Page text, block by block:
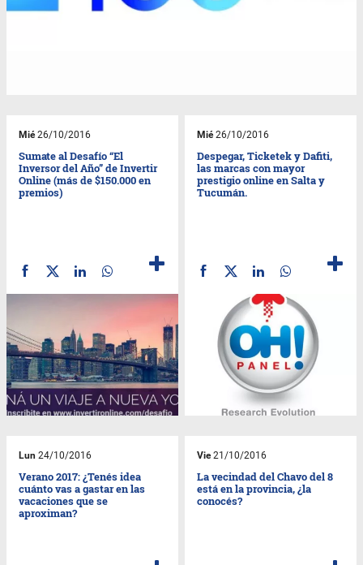
Mié26/10/2016
Sumate al Desafío “El
Inversor del Año” de Invertir
Online (más de $150.000 en
premios)
Mié26/10/2016
Despegar, Ticketek y Dafiti,
las marcas con mayor
prestigio online en Salta y
Tucumán.
Lun 24/10/2016
Verano 2017: ¿Tenés idea
cuánto vas a gastar en las
vacaciones que se
aproximan?
Vie21/10/2016
La vecindad del Chavo del 8
está en la provincia, ¿la
conocés?